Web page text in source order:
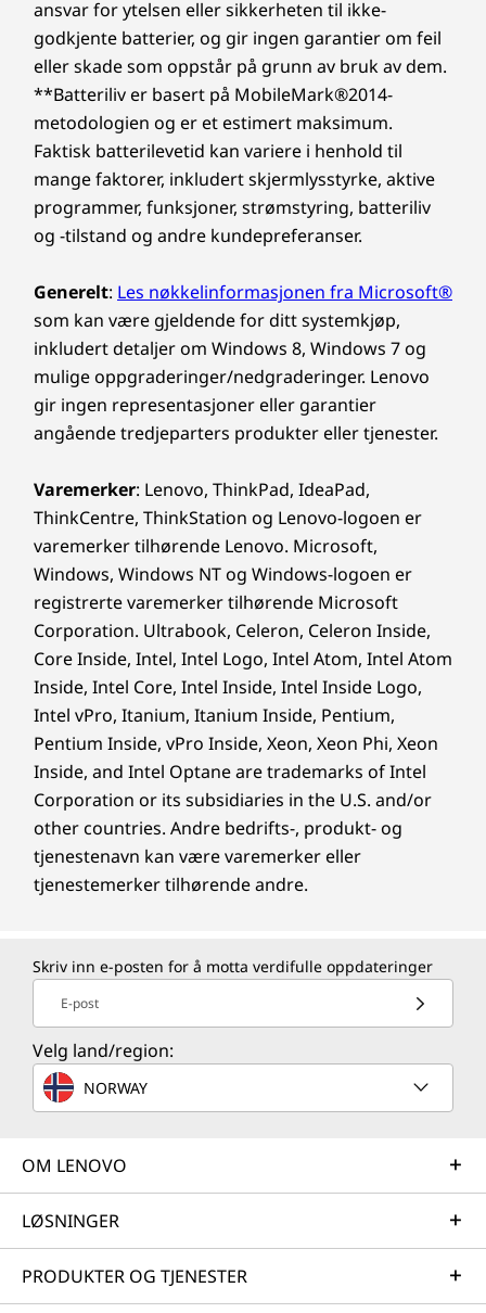
ansvar for ytelsen eller sikkerheten til ikke-
godkjente batterier, og gir ingen garantier om feil
eller skade som oppstår på grunn av bruk av dem.
**Batteriliv er basert på MobileMark®2014-
metodologien og er et estimert maksimum.
Faktisk batterilevetid kan variere i henhold til
mange faktorer, inkludert skjermlysstyrke, aktive
programmer, funksjoner, strømstyring, batteriliv
og -tilstand og andre kundepreferanser.
Generelt: Les nøkkelinformasjonen fra Microsoft®
som kan være gjeldende for ditt systemkjøp,
inkludert detaljer om Windows 8, Windows 7 og
mulige oppgraderinger/nedgraderinger. Lenovo
gir ingen representasjoner eller garantier
angående tredjeparters produkter eller tjenester.
Varemerker: Lenovo, ThinkPad, IdeaPad,
ThinkCentre, ThinkStation og Lenovo-logoen er
varemerker tilhørende Lenovo. Microsoft,
Windows, Windows NT og Windows-logoen er
registrerte varemerker tilhørende Microsoft
Corporation. Ultrabook, Celeron, Celeron Inside,
Core Inside, Intel, Intel Logo, Intel Atom, Intel Atom
Inside, Intel Core, Intel Inside, Intel Inside Logo,
Intel vPro, Itanium, Itanium Inside, Pentium,
Pentium Inside, vPro Inside, Xeon, Xeon Phi, Xeon
Inside, and Intel Optane are trademarks of Intel
Corporation or its subsidiaries in the U.S. and/or
other countries. Andre bedrifts-, produkt- og
tjenestenavn kan være varemerker eller
tjenestemerker tilhørende andre.
Skriv inn e-posten for å motta verdifulle oppdateringer
E-post
Velg land/region:
NORWAY
OM LENOVO
LØSNINGER
PRODUKTER OG TJENESTER